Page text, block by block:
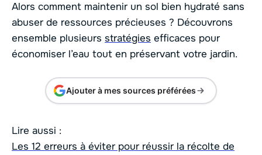
Alors comment maintenir un sol bien hydraté sans
abuser de ressources précieuses ? Découvrons
ensemble plusieurs stratégies efficaces pour
économiser l’eau tout en préservant votre jardin.
Ajouter à mes sources préférées
Lire aussi :
Les 12 erreurs à éviter pour réussir la récolte de